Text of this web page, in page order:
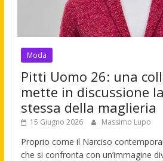
Moda
Pitti Uomo 26: una
mette in discussione
stessa della maglieria
15 Giugno 2026 Massimo Lupo
Proprio come il Narciso
che si confronta con un’immagine